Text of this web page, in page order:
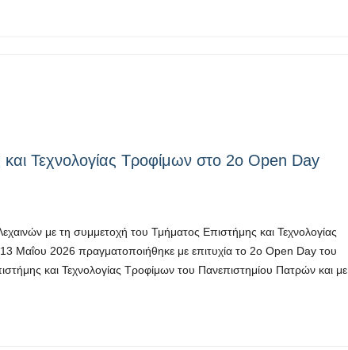
Τεχνολογίας Τροφίμων στο 2ο Open Day
με τη συμμετοχή του Τμήματος Επιστήμης και Τεχνολογίας
Μαΐου 2026 πραγματοποιήθηκε με επιτυχία το 2ο Open Day του
και Τεχνολογίας Τροφίμων του Πανεπιστημίου Πατρών και με